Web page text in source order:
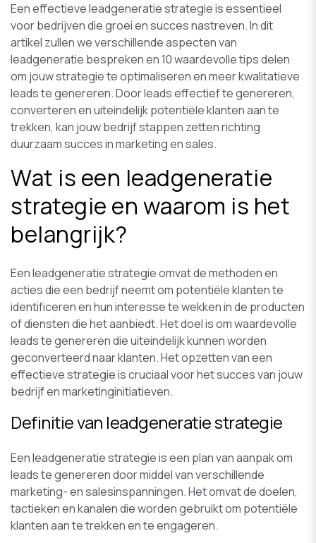
Een effectieve leadgeneratie strategie is essentieel
voor bedrijven die groei en succes nastreven. In dit
artikel zullen we verschillende aspecten van
leadgeneratie bespreken en 10 waardevolle tips delen
om jouw strategie te optimaliseren en meer kwalitatieve
leads te genereren. Door leads effectief te genereren,
converteren en uiteindelijk potentiële klanten aan te
trekken, kan jouw bedrijf stappen zetten richting
duurzaam succes in marketing en sales.
Wat is een leadgeneratie
strategie en waarom is het
belangrijk?
Een leadgeneratie strategie omvat de methoden en
acties die een bedrijf neemt om potentiële klanten te
identificeren en hun interesse te wekken in de producten
of diensten die het aanbiedt. Het doel is om waardevolle
leads te genereren die uiteindelijk kunnen worden
geconverteerd naar klanten. Het opzetten van een
effectieve strategie is cruciaal voor het succes van jouw
bedrijf en marketinginitiatieven.
Definitie van leadgeneratie strategie
Een leadgeneratie strategie is een plan van aanpak om
leads te genereren door middel van verschillende
marketing- en salesinspanningen. Het omvat de doelen,
tactieken en kanalen die worden gebruikt om potentiële
klanten aan te trekken en te engageren.